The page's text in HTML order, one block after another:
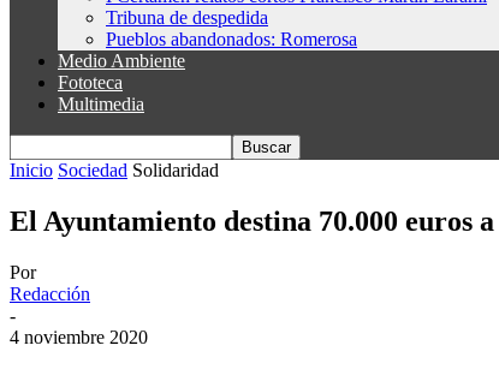
Tribuna de despedida
Pueblos abandonados: Romerosa
Medio Ambiente
Fototeca
Multimedia
Inicio Sociedad Solidaridad
El Ayuntamiento destina 70.000 euros
Por
Redacción
-
4 noviembre 2020